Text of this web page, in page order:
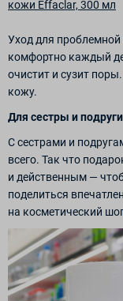
кожи Effaclar, 300 мл
Уход для
комфортно каждый
очистит и сузит
кожу.
Для сестры и подруги
С сестрами и
всего. Так что
и действенным —
поделиться
на косметический